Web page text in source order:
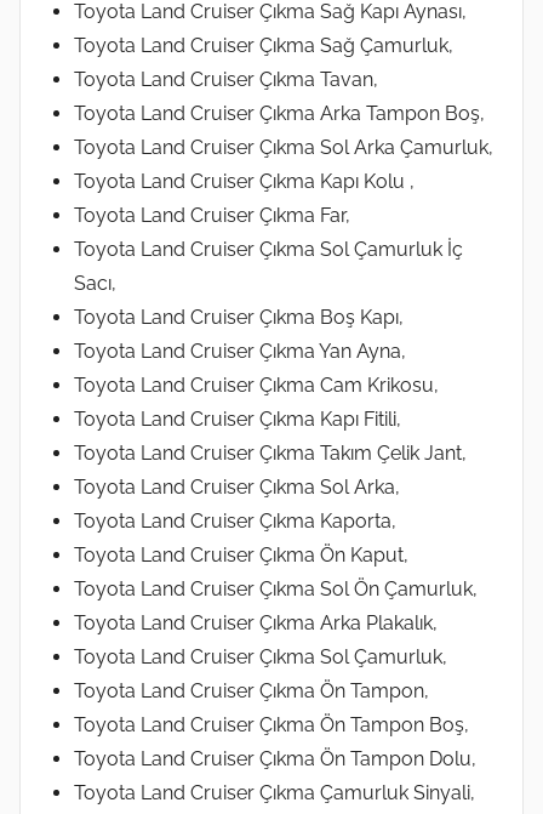
Toyota Land Cruiser Çıkma Sağ Kapı Aynası,
Toyota Land Cruiser Çıkma Sağ Çamurluk,
Toyota Land Cruiser Çıkma Tavan,
Toyota Land Cruiser Çıkma Arka Tampon Boş,
Toyota Land Cruiser Çıkma Sol Arka Çamurluk,
Toyota Land Cruiser Çıkma Kapı Kolu ,
Toyota Land Cruiser Çıkma Far,
Toyota Land Cruiser Çıkma Sol Çamurluk İç
Sacı,
Toyota Land Cruiser Çıkma Boş Kapı,
Toyota Land Cruiser Çıkma Yan Ayna,
Toyota Land Cruiser Çıkma Cam Krikosu,
Toyota Land Cruiser Çıkma Kapı Fitili,
Toyota Land Cruiser Çıkma Takım Çelik Jant,
Toyota Land Cruiser Çıkma Sol Arka,
Toyota Land Cruiser Çıkma Kaporta,
Toyota Land Cruiser Çıkma Ön Kaput,
Toyota Land Cruiser Çıkma Sol Ön Çamurluk,
Toyota Land Cruiser Çıkma Arka Plakalık,
Toyota Land Cruiser Çıkma Sol Çamurluk,
Toyota Land Cruiser Çıkma Ön Tampon,
Toyota Land Cruiser Çıkma Ön Tampon Boş,
Toyota Land Cruiser Çıkma Ön Tampon Dolu,
Toyota Land Cruiser Çıkma Çamurluk Sinyali,